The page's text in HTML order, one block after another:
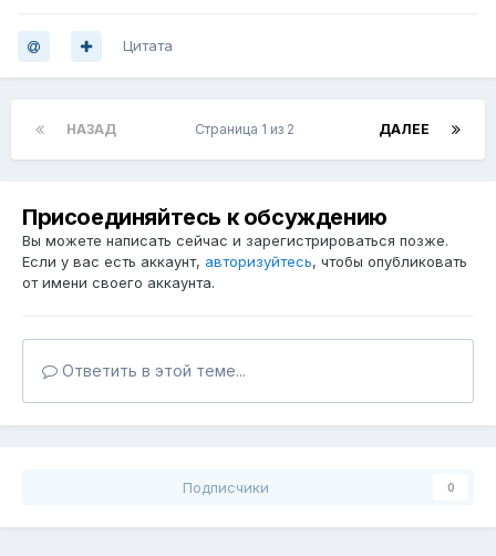
Цитата
НАЗАД ДАЛЕЕ
Страница 1 из 2
Присоединяйтесь к обсуждению
Вы можете написать сейчас и зарегистрироваться позже.
Если у вас есть аккаунт, авторизуйтесь, чтобы опубликовать
от имени своего аккаунта.
Ответить в этой теме...
Подписчики 0